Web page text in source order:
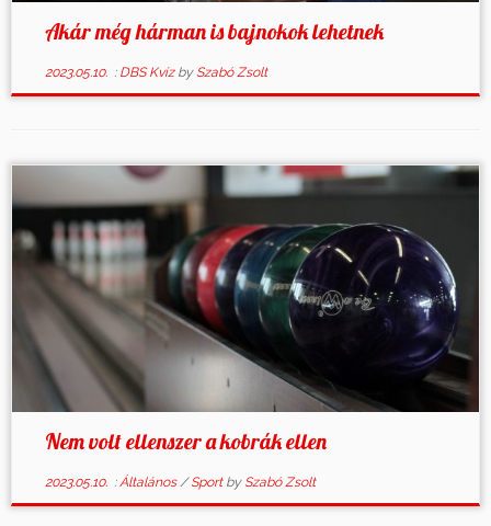
Akár még hárman is bajnokok lehetnek
2023.05.10.: DBS Kvíz by Szabó Zsolt
Nem volt ellenszer a kobrák ellen
2023.05.10.:Általános/Sport by Szabó Zsolt